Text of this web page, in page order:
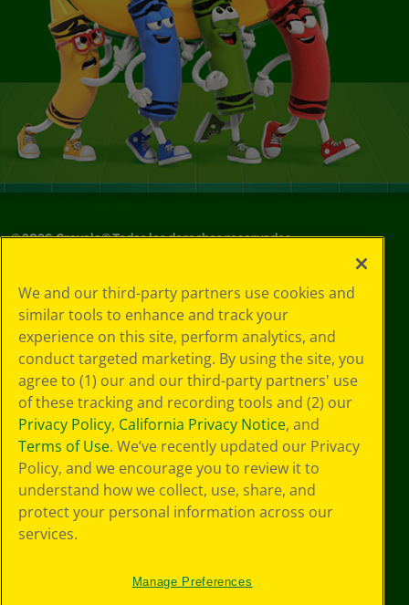
©2026Crayola® Todos los derechos reservados.
de privacidad
Política de
privacidad
Términos de SMS
GDPR
Aviso de
privacidad de CA
Cookie
Preferences
Condiciones de
uso
Accesibilidad web
Mapa del sitio
We and our third-party partners use cookies and
similar tools to enhance and track your
experience on this site, perform analytics, and
conduct targeted marketing. By using the site, you
agree to (1) our and our third-party partners' use
of these tracking and recording tools and (2) our
Privacy Policy, California Privacy Notice, and
Terms of Use. We’ve recently updated our Privacy
Policy, and we encourage you to review it to
understand how we collect, use, share, and
protect your personal information across our
services.
Manage Preferences